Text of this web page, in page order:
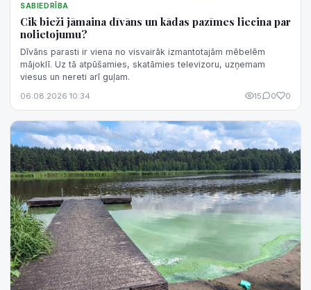
SABIEDRĪBA
Cik bieži jāmaina dīvāns un kādas pazīmes liecina par
nolietojumu?
Dīvāns parasti ir viena no visvairāk izmantotajām mēbelēm
mājoklī. Uz tā atpūšamies, skatāmies televizoru, uzņemam
viesus un nereti arī guļam.
06.08.2026 10:34 15 0 0